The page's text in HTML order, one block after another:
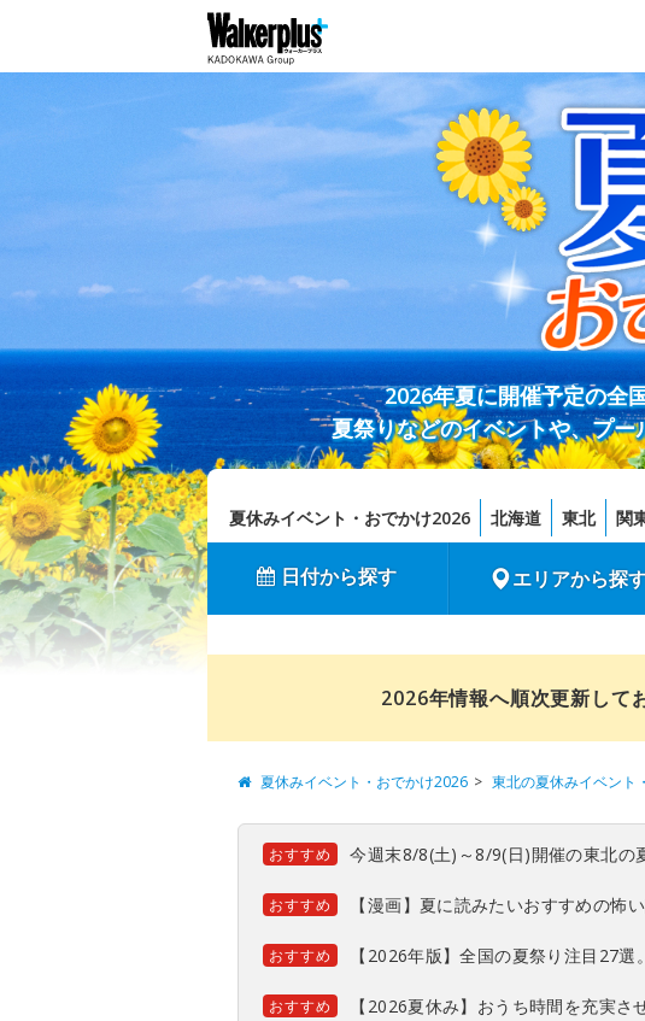
2026年夏に開催予定の全
夏祭りなどのイベントや、プ
夏休みイベント・おでかけ2026 北海道 東北 関
日付から探す エリアから探
2026年情報へ順次更新して
夏休みイベント・おでかけ2026 東北の夏休みイベント
おすすめ 今週末8/8(土)～8/9(日)開催の東北の
おすすめ 【漫画】夏に読みたいおすすめの怖
おすすめ 【2026年版】全国の夏祭り注目27選
おすすめ 【2026夏休み】おうち時間を充実さ